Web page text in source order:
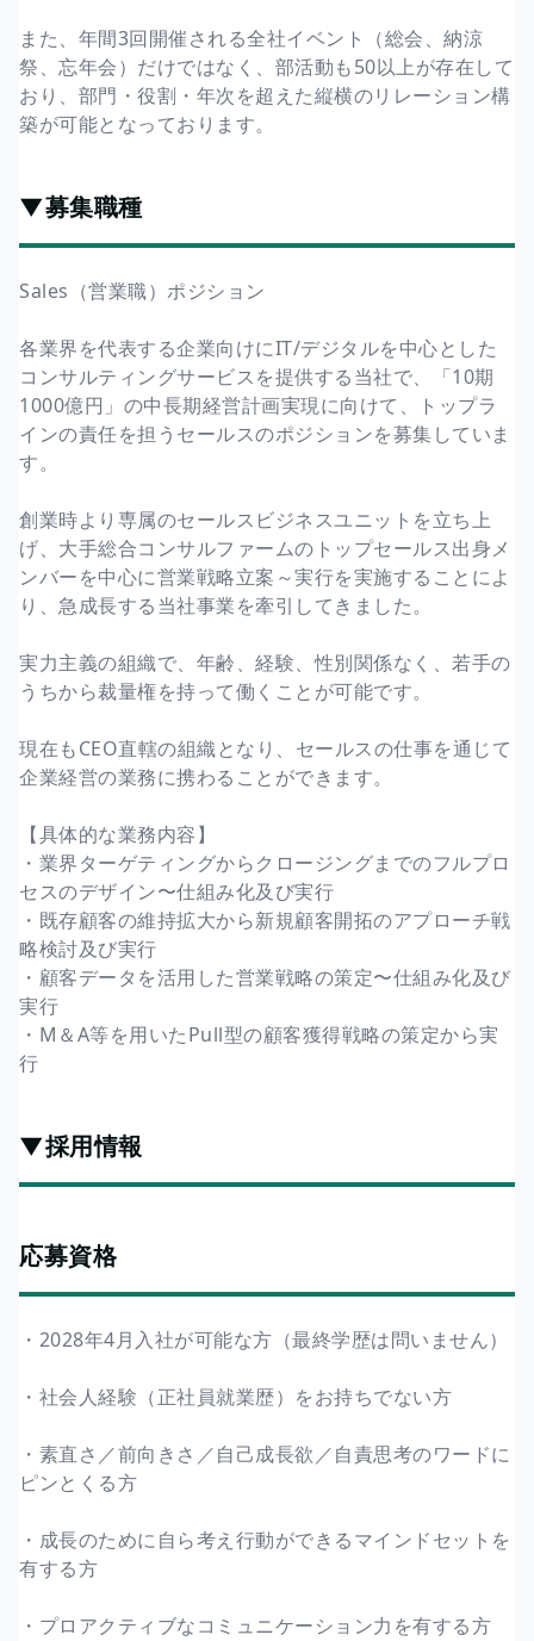
また、年間3回開催される全社イベント（総会、納涼
祭、忘年会）だけではなく、部活動も50以上が存在して
おり、部門・役割・年次を超えた縦横のリレーション構
築が可能となっております。
▼募集職種
Sales（営業職）ポジション
各業界を代表する企業向けにIT/デジタルを中心とした
コンサルティングサービスを提供する当社で、「10期
1000億円」の中長期経営計画実現に向けて、トップラ
インの責任を担うセールスのポジションを募集していま
す。
創業時より専属のセールスビジネスユニットを立ち上
げ、大手総合コンサルファームのトップセールス出身メ
ンバーを中心に営業戦略立案～実行を実施することによ
り、急成長する当社事業を牽引してきました。
実力主義の組織で、年齢、経験、性別関係なく、若手の
うちから裁量権を持って働くことが可能です。
現在もCEO直轄の組織となり、セールスの仕事を通じて
企業経営の業務に携わることができます。
【具体的な業務内容】
・業界ターゲティングからクロージングまでのフルプロ
セスのデザイン〜仕組み化及び実行
・既存顧客の維持拡大から新規顧客開拓のアプローチ戦
略検討及び実行
・顧客データを活用した営業戦略の策定〜仕組み化及び
実行
・M＆A等を用いたPull型の顧客獲得戦略の策定から実
行
▼採用情報
応募資格
・2028年4月入社が可能な方（最終学歴は問いません）
・社会人経験（正社員就業歴）をお持ちでない方
・素直さ／前向きさ／自己成長欲／自責思考のワードに
ピンとくる方
・成長のために自ら考え行動ができるマインドセットを
有する方
・プロアクティブなコミュニケーション力を有する方